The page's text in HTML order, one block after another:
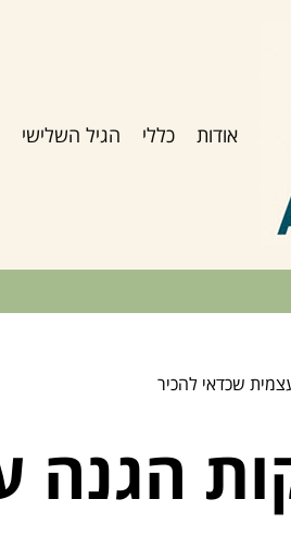
אודות כללי הגיל השלישי